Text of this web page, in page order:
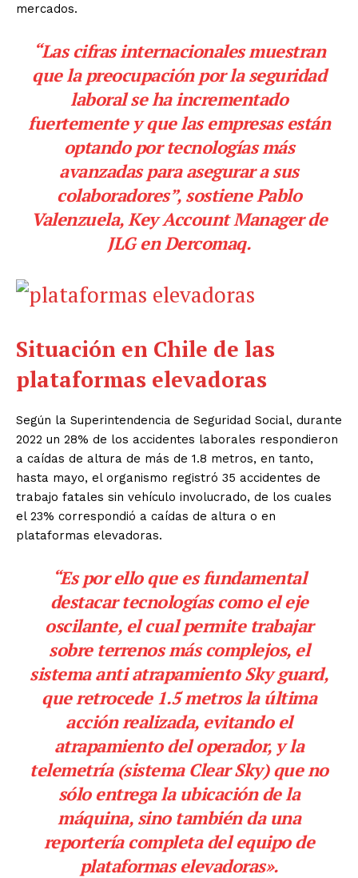
mercados.
“Las cifras internacionales muestran
que la preocupación por la seguridad
laboral se ha incrementado
fuertemente y que las empresas están
optando por tecnologías más
avanzadas para asegurar a sus
colaboradores”, sostiene Pablo
Valenzuela, Key Account Manager de
JLG enDercomaq.
Situación en Chile de las
plataformas elevadoras
Según la Superintendencia de Seguridad Social, durante
2022 un 28% de los accidentes laborales respondieron
a caídas de altura de más de 1.8 metros, en tanto,
hasta mayo, el organismo registró 35 accidentes de
trabajo fatales sin vehículo involucrado, de los cuales
el 23% correspondió a caídas de altura o en
plataformas elevadoras.
“Es por ello que es fundamental
destacar tecnologías como el eje
oscilante, el cual permite trabajar
sobre terrenos más complejos, el
sistema anti atrapamiento Sky guard,
que retrocede 1.5 metros la última
acción realizada, evitando el
atrapamiento del operador, y la
telemetría (sistema Clear Sky) que no
sólo entrega la ubicación de la
máquina, sino también da una
reportería completa del equipo de
plataformas elevadoras».